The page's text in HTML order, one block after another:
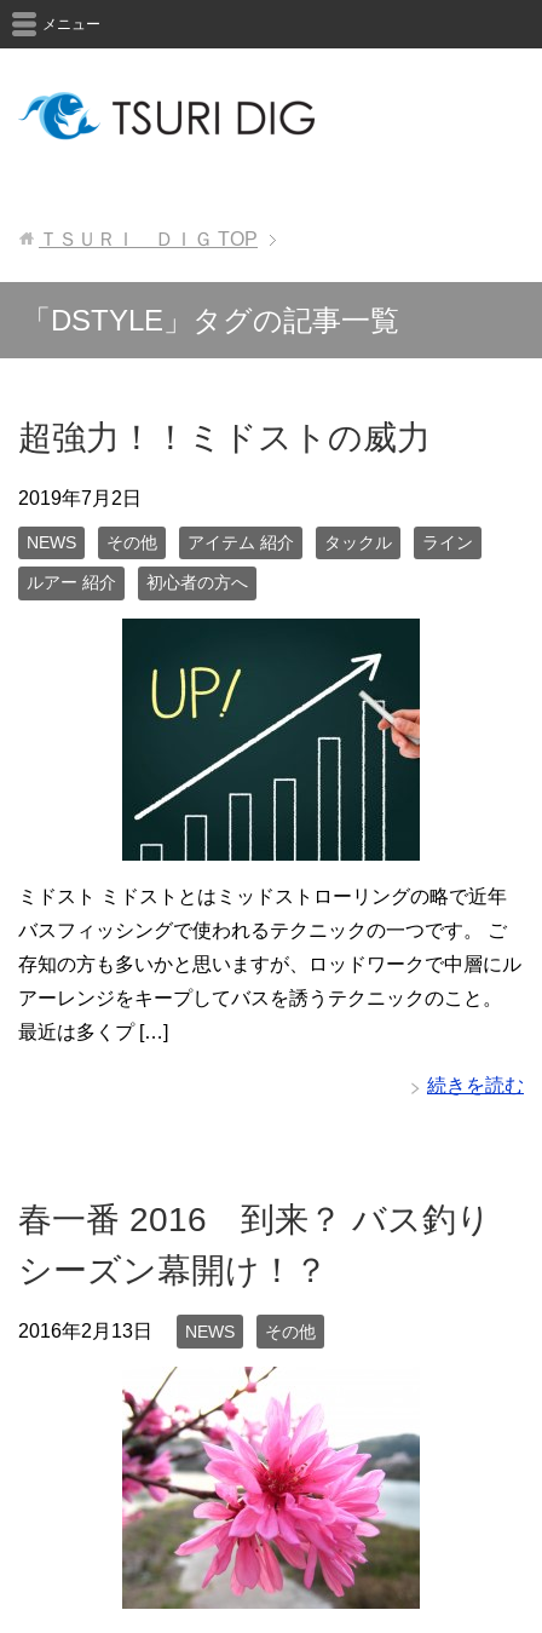
メニュー
ＴＳＵＲＩ ＤＩＧ TOP
「DSTYLE」タグの記事一覧
超強力！！ミドストの威力
2019年7月2日
NEWS その他 アイテム 紹介 タックル ライン
ルアー 紹介 初心者の方へ
ミドスト ミドストとはミッドストローリングの略で近年
バスフィッシングで使われるテクニックの一つです。 ご
存知の方も多いかと思いますが、ロッドワークで中層にル
アーレンジをキープしてバスを誘うテクニックのこと。
最近は多くプ […]
続きを読む
春一番 2016 到来？ バス釣り
シーズン幕開け！？
2016年2月13日 NEWS その他